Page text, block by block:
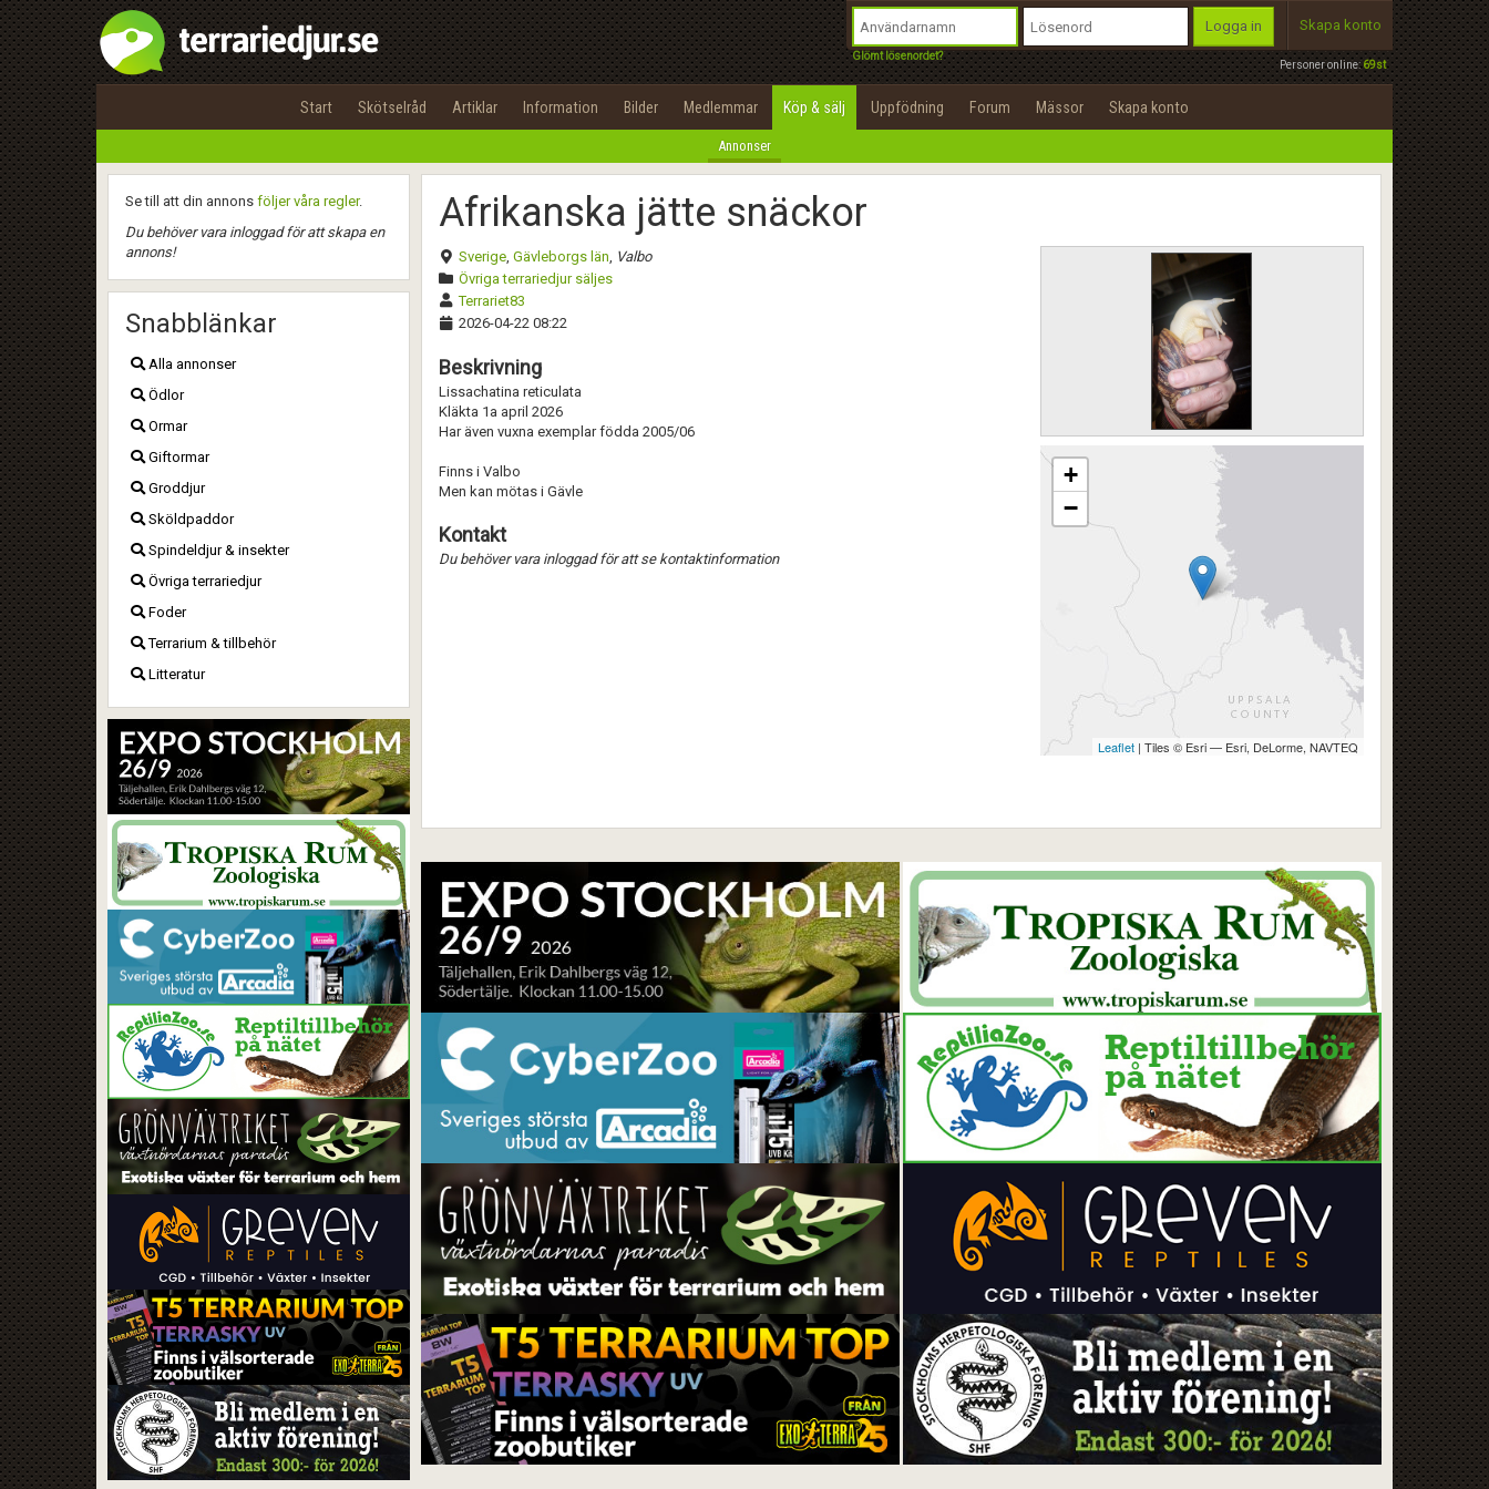
Personer online:69st
Logga in
Glömt lösenordet?
Skapa konto
Start Skötselråd Artiklar Information Bilder Medlemmar Köp & sälj Uppfödning Forum Mässor Skapa konto
Annonser
Se till att din annons följer våra regler.
Du behöver vara inloggad för att skapa en
annons!
Snabblänkar
Alla annonser
Ödlor
Ormar
Giftormar
Groddjur
Sköldpaddor
Spindeldjur & insekter
Övriga terrariedjur
Foder
Terrarium & tillbehör
Litteratur
Afrikanska jätte snäckor
+
−
Leaflet | Tiles © Esri — Esri, DeLorme, NAVTEQ
Sverige, Gävleborgs län, Valbo
Övriga terrariedjur säljes
Terrariet83
2026-04-22 08:22
Beskrivning
Lissachatina reticulata
Kläkta 1a april 2026
Har även vuxna exemplar födda 2005/06
Finns i Valbo
Men kan mötas i Gävle
Kontakt
Du behöver vara inloggad för att se kontaktinformation
Namn:
Beskrivning:
Alla Positiva Negativa
Spara
Utför
100%
OK
integritetspolicy
Namn:
Epost:
Lösenord:
Terms of Service
Begär nytt lösenord
Tillbaka till förstasidan